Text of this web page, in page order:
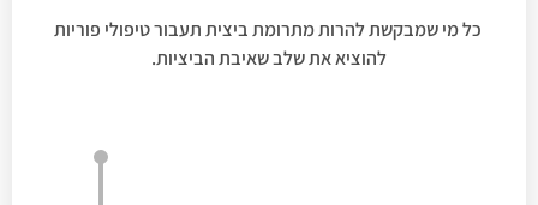
כל מי שמבקשת להרות מתרומת ביצית תעבור טיפולי פוריות
להוציא את שלב שאיבת הביציות.